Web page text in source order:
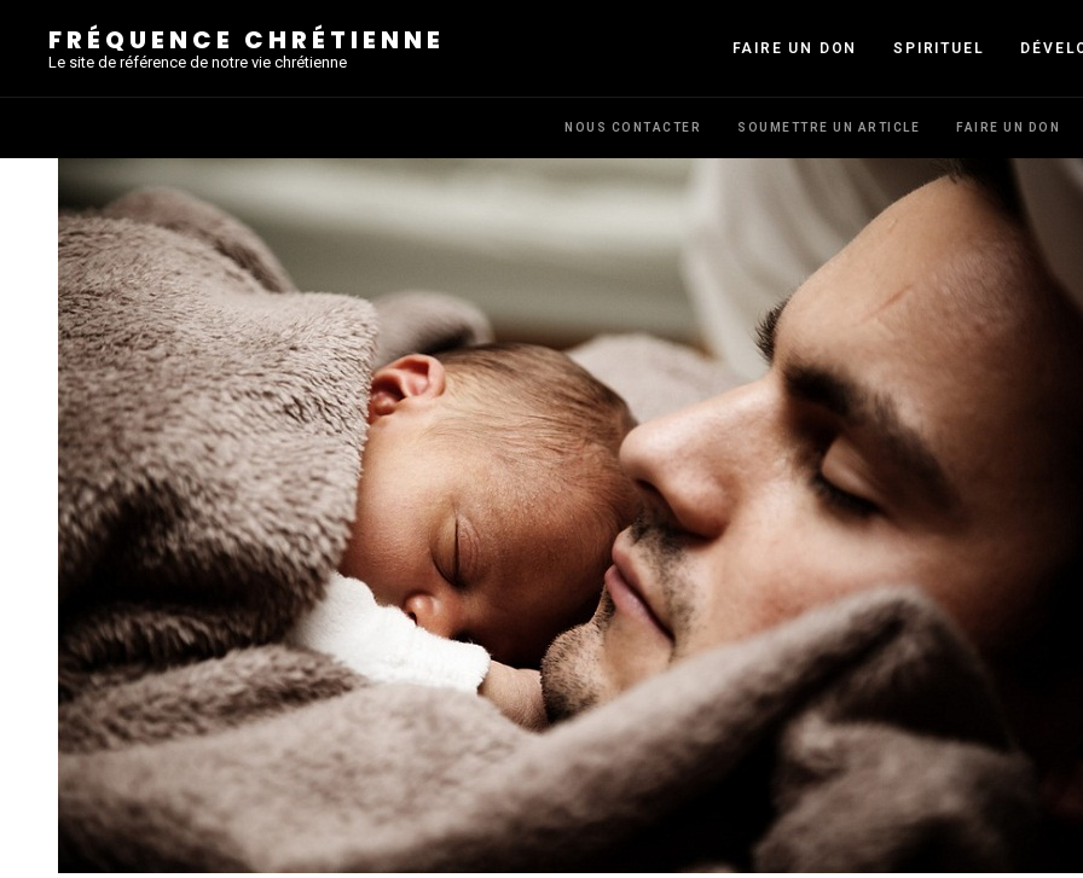
FRÉQUENCE CHRÉTIENNE
Le site de référence de notre vie chrétienne
FAIRE UN DON SPIRITUEL
NOUS CONTACTER SOUMETTRE UN ARTICLE FAIRE UN DON